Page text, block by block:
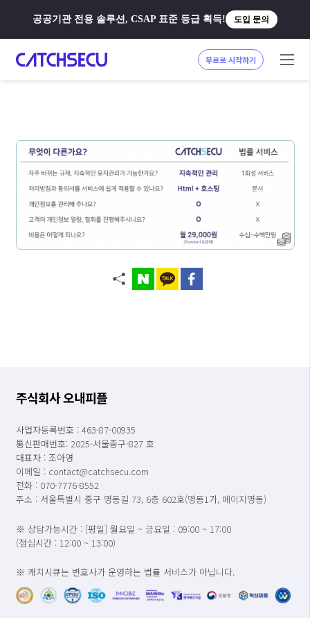
공공기관 전용 솔루션, CSAP 표준 등급 획득! 도입 문의
무료로 시작하기
주식회사 오내피플
사업자등록번호 : 463-87-00935
통신판매번호: 2025-서울중구-827 호
대표자 : 조아영
이메일 : contact@catchsecu.com
전화 : 070-7776-8552
주소 : 서울특별시 중구 명동길 73, 6층 602호(명동1가, 페이지명동)
※ 상담가능시간 : [평일] 월요일 ~ 금요일 : 09:00 ~ 17:00
(점심시간 : 12:00 ~ 13:00)
※ 캐치시큐는 변호사가 운영하는 법률 서비스가 아닙니다.